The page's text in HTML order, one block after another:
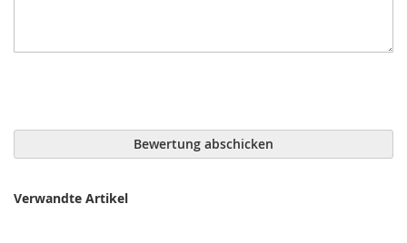
Bewertung abschicken
Verwandte Artikel